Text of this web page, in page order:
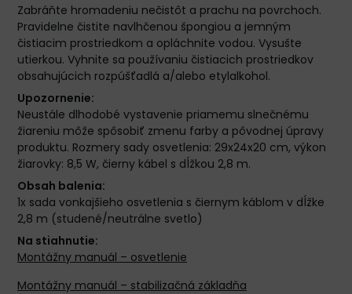
Zabráňte hromadeniu nečistôt a prachu na povrchoch.
Pravidelne čistite navlhčenou špongiou a jemným
čistiacim prostriedkom a opláchnite vodou. Vysušte
utierkou. Vyhnite sa používaniu čistiacich prostriedkov
obsahujúcich rozpúšťadlá a/alebo etylalkohol.
Upozornenie:
Neustále dlhodobé vystavenie priamemu slnečnému
žiareniu môže spôsobiť zmenu farby a pôvodnej úpravy
produktu. Rozmery sady osvetlenia: 29x24x20 cm, výkon
žiarovky: 8,5 W, čierny kábel s dĺžkou 2,8 m.
Obsah balenia:
1x sada vonkajšieho osvetlenia s čiernym káblom v dĺžke
2,8 m (studené/neutrálne svetlo)
Na stiahnutie:
Montážny manuál – osvetlenie
Montážny manuál – stabilizačná základňa